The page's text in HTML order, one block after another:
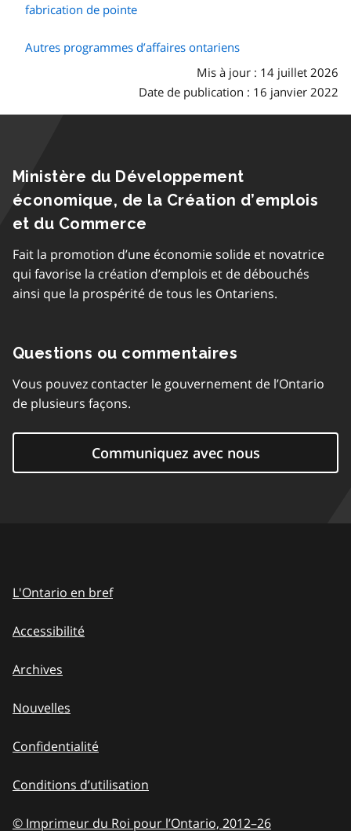
fabrication de pointe
Autres programmes d’affaires ontariens
Mis à jour : 14 juillet 2026
Date de publication : 16 janvier 2022
Ministère du Développement
économique, de la Création d’emplois
et du Commerce
Fait la promotion d’une économie solide et novatrice
qui favorise la création d’emplois et de débouchés
ainsi que la prospérité de tous les Ontariens.
Questions ou commentaires
Vous pouvez contacter le gouvernement de l’Ontario
de plusieurs façons.
Communiquez avec nous
L'Ontario en bref
Accessibilité
Archives
Nouvelles
Confidentialité
Conditions d’utilisation
© Imprimeur du Roi pour l’Ontario, 2012–to
26